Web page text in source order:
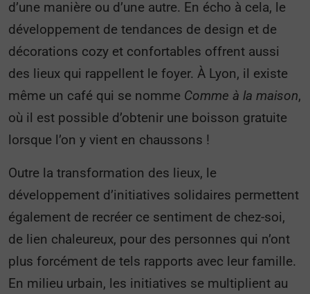
d’une manière ou d’une autre. En écho à cela, le
développement de tendances de design et de
décorations cozy et confortables offrent aussi
des lieux qui rappellent le foyer. À Lyon, il existe
même un café qui se nomme Comme à la maison,
où il est possible d’obtenir une boisson gratuite
lorsque l’on y vient en chaussons !
Outre la transformation des lieux, le
développement d’initiatives solidaires permettent
également de recréer ce sentiment de chez-soi,
de lien chaleureux, pour des personnes qui n’ont
plus forcément de tels rapports avec leur famille.
En milieu urbain, les initiatives se multiplient au